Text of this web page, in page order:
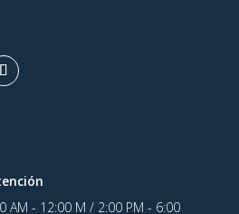
AM - 12:00 M / 2:00 PM - 6:00